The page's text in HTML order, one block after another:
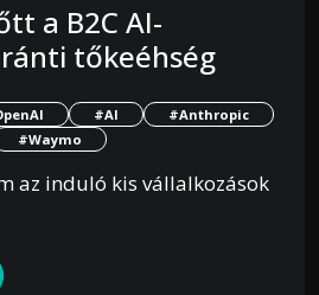
a B2C AI-
tőkeéhség
#AI
#Anthropic
#Waymo
az induló kis vállalkozások